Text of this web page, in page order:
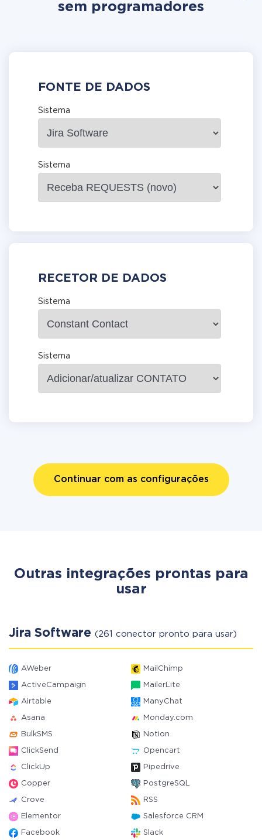
sem programadores
FONTE DE DADOS
Sistema
Sistema
RECETOR DE DADOS
Sistema
Sistema
Continuar com as configurações
Outras integrações prontas para
usar
Jira Software (261 conector pronto para usar)
AWeber MailChimp
ActiveCampaign MailerLite
Airtable ManyChat
Asana Monday.com
BulkSMS Notion
ClickSend Opencart
ClickUp Pipedrive
Copper PostgreSQL
Crove RSS
Elementor Salesforce CRM
Facebook Slack